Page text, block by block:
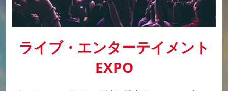
ライブ・エンターテイメント
EXPO